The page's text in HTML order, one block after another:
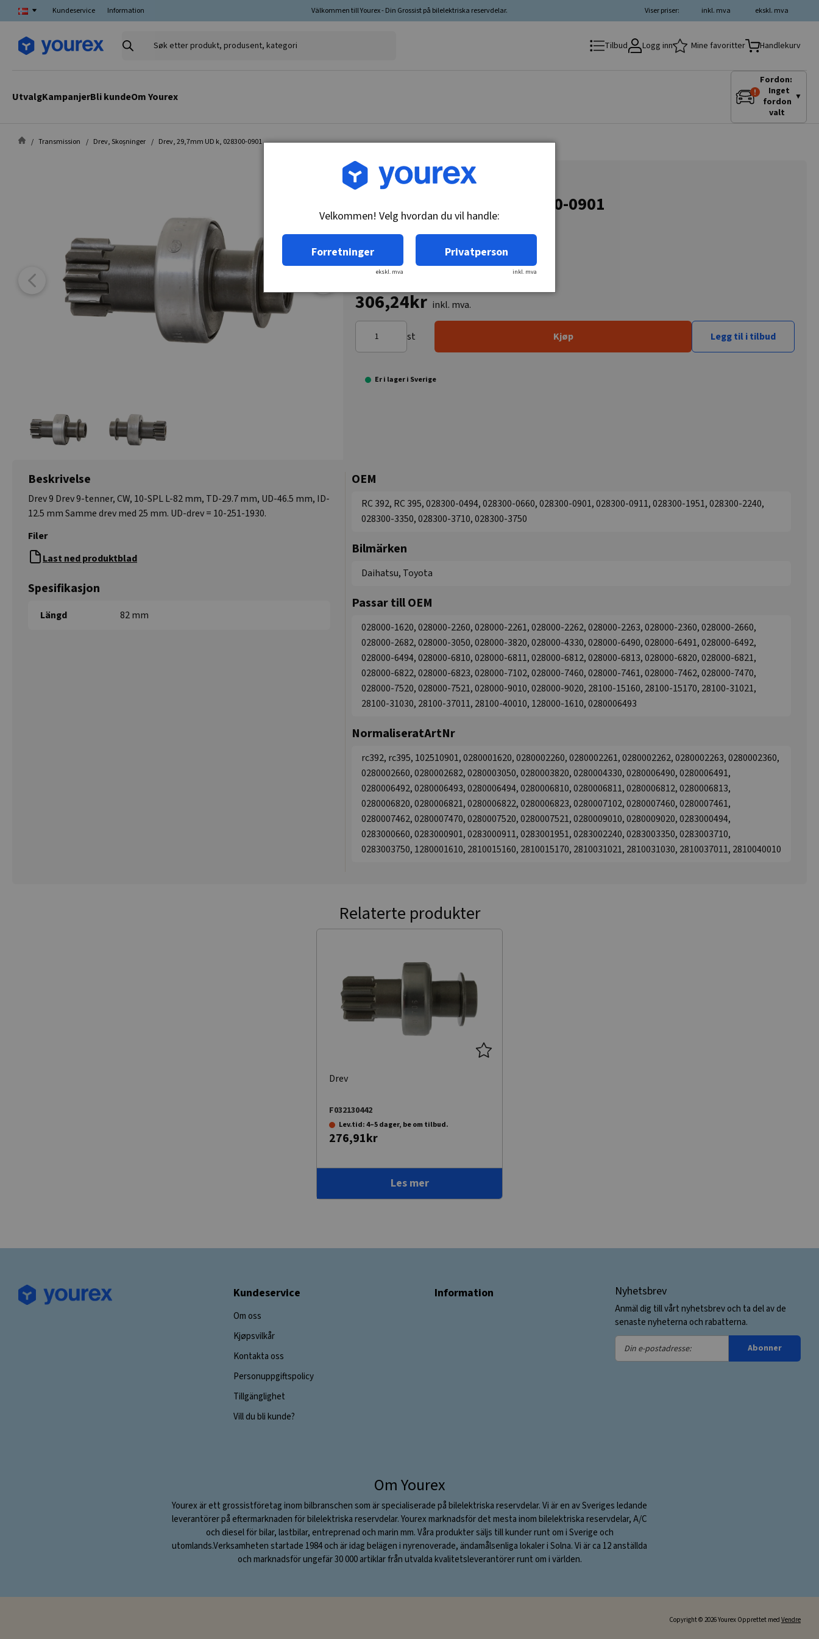
Kundeservice Information Välkommen till Yourex - Din Grossist på bilelektriska reservdelar. ekskl. mva
inkl. mva
Viser priser:
Søk
kategori
Tilbud Logg inn Mine favoritter Handlekurv
UtvalgKampanjerBli kundeOm Yourex
Fordon:
Inget
fordon
valt
▼
Transmission Drev, Skoșninger Drev, 29,7mm UD k, 028300-0901
Varenr.: 10-251-0901
Drev, 29,7mm UD k, 028300-0901
306,24kr inkl. mva.
st Kjøp Legg til i tilbud
Er i lager i Sverige
Beskrivelse
Drev 9 Drev 9-tenner, CW, 10-SPL L-82 mm, TD-29.7 mm, UD-46.5 mm, ID-
12.5 mm Samme drev med 25 mm. UD-drev = 10-251-1930.
Filer
Last ned produktblad
Spesifikasjon
Längd 82 mm
OEM
RC 392, RC 395, 028300-0494, 028300-0660, 028300-0901, 028300-0911, 028300-1951, 028300-2240,
028300-3350, 028300-3710, 028300-3750
Bilmärken
Daihatsu, Toyota
Passar till OEM
028000-1620, 028000-2260, 028000-2261, 028000-2262, 028000-2263, 028000-2360, 028000-2660,
028000-2682, 028000-3050, 028000-3820, 028000-4330, 028000-6490, 028000-6491, 028000-6492,
028000-6494, 028000-6810, 028000-6811, 028000-6812, 028000-6813, 028000-6820, 028000-6821,
028000-6822, 028000-6823, 028000-7102, 028000-7460, 028000-7461, 028000-7462, 028000-7470,
028000-7520, 028000-7521, 028000-9010, 028000-9020, 28100-15160, 28100-15170, 28100-31021,
28100-31030, 28100-37011, 28100-40010, 128000-1610, 0280006493
NormaliseratArtNr
rc392, rc395, 102510901, 0280001620, 0280002260, 0280002261, 0280002262, 0280002263, 0280002360,
0280002660, 0280002682, 0280003050, 0280003820, 0280004330, 0280006490, 0280006491,
0280006492, 0280006493, 0280006494, 0280006810, 0280006811, 0280006812, 0280006813,
0280006820, 0280006821, 0280006822, 0280006823, 0280007102, 0280007460, 0280007461,
0280007462, 0280007470, 0280007520, 0280007521, 0280009010, 0280009020, 0283000494,
0283000660, 0283000901, 0283000911, 0283001951, 0283002240, 0283003350, 0283003710,
0283003750, 1280001610, 2810015160, 2810015170, 2810031021, 2810031030, 2810037011, 2810040010
Relaterte produkter
Drev
F032130442
Lev.tid: 4–5 dager, be om tilbud.
276,91kr
Les mer
Kundeservice
Om oss
Kjøpsvilkår
Kontakta oss
Personuppgiftspolicy
Tillgänglighet
Vill du bli kunde?
Information Nyhetsbrev
Anmäl dig till vårt nyhetsbrev och ta del av de
senaste nyheterna och rabatterna.
Din
e-
Abonner
Om Yourex
Yourex är ett grossistföretag inom bilbranschen som är specialiserade på bilelektriska reservdelar. Vi är en av Sveriges ledande
leverantörer på eftermarknaden för bilelektriska reservdelar. Yourex marknadsför det mesta inom bilelektriska reservdelar, A/C
och diesel för bilar, lastbilar, entreprenad och marin mm. Våra produkter säljs till kunder runt om i Sverige och
utomlands.Verksamheten startade 1984 och är idag belägen i nyrenoverade, ändamålsenliga lokaler i Solna. Vi är ca 12 anställda
och marknadsför ungefär 30 000 artiklar från utvalda kvalitetsleverantörer runt om i världen.
Copyright © 2026 Yourex Opprettet med Vendre
Velkommen! Velg hvordan du vil handle:
Forretninger
ekskl. mva
Privatperson
inkl. mva